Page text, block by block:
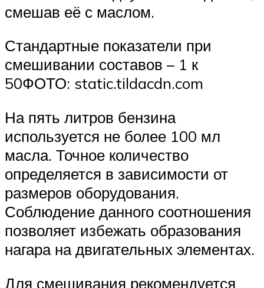
смешав её с маслом.
Стандартные показатели при
смешивании составов – 1 к
50ФОТО: static.tildacdn.com
На пять литров бензина
используется не более 100 мл
масла. Точное количество
определяется в зависимости от
размеров оборудования.
Соблюдение данного соотношения
позволяет избежать образования
нагара на двигательных элементах.
Для смешивания рекомендуется